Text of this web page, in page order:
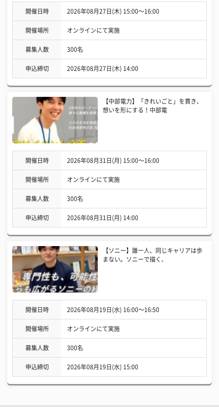
開催日時 2026年08月27日(木) 15:00〜16:00
開催場所 オンラインにて実施
募集人数 300名
申込締切 2026年08月27日(木) 14:00
【中部電力】「きれいごと」を貫き、
想いを形にする！中部電
開催日時 2026年08月31日(月) 15:00〜16:00
開催場所 オンラインにて実施
募集人数 300名
申込締切 2026年08月31日(月) 14:00
【ソニー】誰一人、同じキャリアは歩
まない。ソニーで描く、
開催日時 2026年08月19日(水) 16:00〜16:50
開催場所 オンラインにて実施
募集人数 300名
申込締切 2026年08月19日(水) 15:00